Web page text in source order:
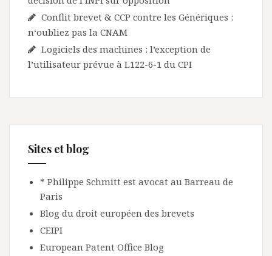
Conflit brevet & CCP contre les Génériques :
n‘oubliez pas la CNAM
Logiciels des machines : l’exception de
l’utilisateur prévue à L122-6-1 du CPI
Sites et blog
* Philippe Schmitt est avocat au Barreau de
Paris
Blog du droit européen des brevets
CEIPI
European Patent Office Blog